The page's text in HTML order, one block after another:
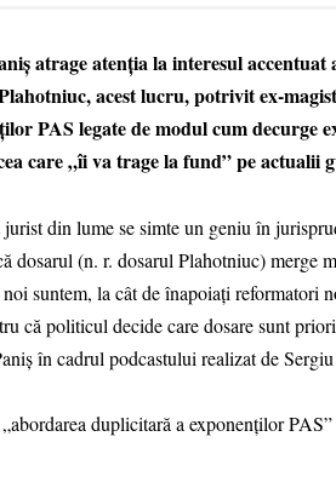
atrage atenția la interesul
acest lucru, potrivit ex-
PAS legate de modul cum decurge
care „îi va trage la fund” pe actualii
din lume se simte un geniu în
dosarul (n. r. dosarul Plahotniuc) merge
suntem, la cât de înapoiați reformatori
că politicul decide care dosare sunt
în cadrul podcastului realizat de
duplicitară a exponenților